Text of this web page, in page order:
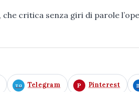
critica senza giri di parole
Telegram Pinterest